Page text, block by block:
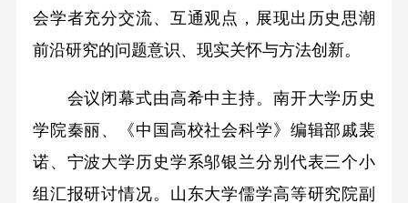
会学者充分交流、互通观点，展现出历史思潮
前沿研究的问题意识、现实关怀与方法创新。
会议闭幕式由高希中主持。南开大学历史
学院秦丽、《中国高校社会科学》编辑部戚裴
诺、宁波大学历史学系邬银兰分别代表三个小
组汇报研讨情况。山东大学儒学高等研究院副